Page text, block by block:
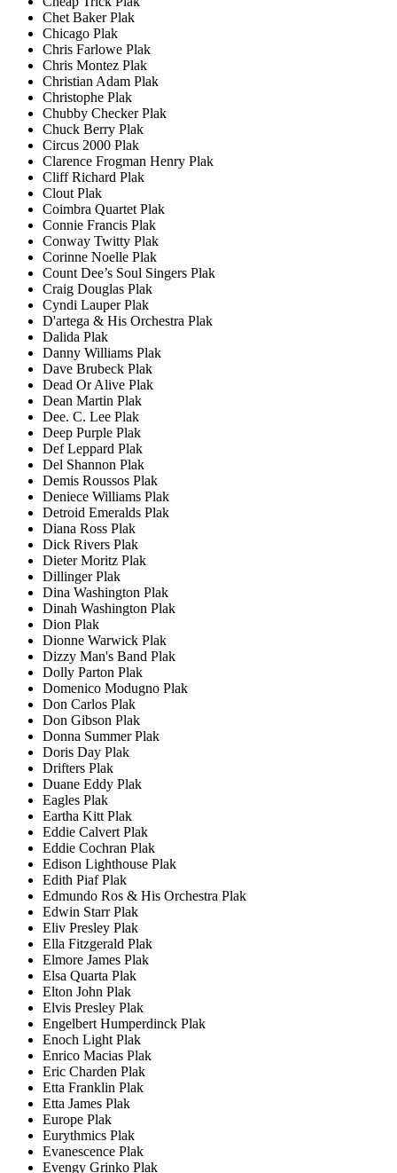
Chet Baker Plak
Chicago Plak
Chris Farlowe Plak
Chris Montez Plak
Christian Adam Plak
Christophe Plak
Chubby Checker Plak
Chuck Berry Plak
Circus 2000 Plak
Clarence Frogman Henry Plak
Cliff Richard Plak
Clout Plak
Coimbra Quartet Plak
Connie Francis Plak
Conway Twitty Plak
Corinne Noelle Plak
Count Dee’s Soul Singers Plak
Craig Douglas Plak
Cyndi Lauper Plak
D'artega & His Orchestra Plak
Dalida Plak
Danny Williams Plak
Dave Brubeck Plak
Dead Or Alive Plak
Dean Martin Plak
Dee. C. Lee Plak
Deep Purple Plak
Def Leppard Plak
Del Shannon Plak
Demis Roussos Plak
Deniece Williams Plak
Detroid Emeralds Plak
Diana Ross Plak
Dick Rivers Plak
Dieter Moritz Plak
Dillinger Plak
Dina Washington Plak
Dinah Washington Plak
Dion Plak
Dionne Warwick Plak
Dizzy Man's Band Plak
Dolly Parton Plak
Domenico Modugno Plak
Don Carlos Plak
Don Gibson Plak
Donna Summer Plak
Doris Day Plak
Drifters Plak
Duane Eddy Plak
Eagles Plak
Eartha Kitt Plak
Eddie Calvert Plak
Eddie Cochran Plak
Edison Lighthouse Plak
Edith Piaf Plak
Edmundo Ros & His Orchestra Plak
Edwin Starr Plak
Eliv Presley Plak
Ella Fitzgerald Plak
Elmore James Plak
Elsa Quarta Plak
Elton John Plak
Elvis Presley Plak
Engelbert Humperdinck Plak
Enoch Light Plak
Enrico Macias Plak
Eric Charden Plak
Etta Franklin Plak
Etta James Plak
Europe Plak
Eurythmics Plak
Evanescence Plak
Evengy Grinko Plak